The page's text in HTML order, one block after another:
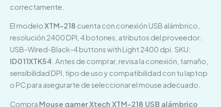
correctamente.
El modeloXTM-218 cuenta con conexión USB alámbrico,
resolución 2400 DPI, 4 botones, atributos del proveedor:
USB-Wired-Black-4 buttons with Light 2400 dpi. SKU:
ID011XTK54 . Antes de comprar, revisa la conexión, tamaño,
sensibilidad DPI, tipo de uso y compatibilidad con tu laptop
o PC para asegurarte de seleccionar el mouse adecuado.
Compra Mouse gamer Xtech XTM-218 USB alámbrico